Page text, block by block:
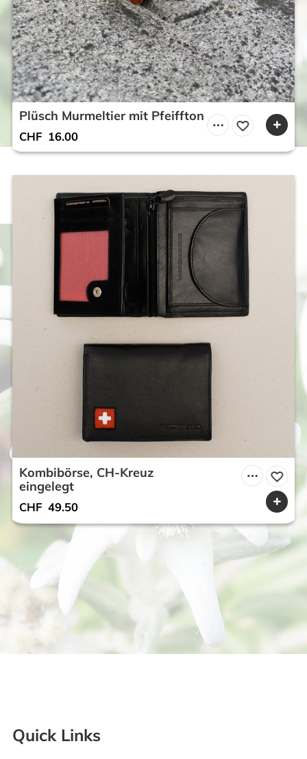
Plüsch Murmeltier mit Pfeiffton
CHF 16.00
Kombibörse, CH-Kreuz
eingelegt
CHF 49.50
Quick Links